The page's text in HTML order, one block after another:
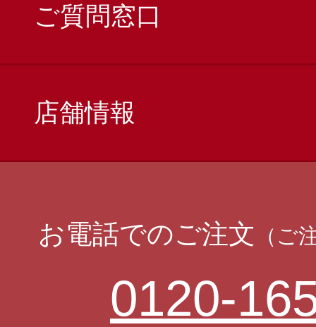
ご質問窓口
店舗情報
お電話でのご注文 （ご
0120-